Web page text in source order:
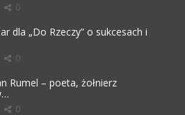
0
dla „Do Rzeczy” o sukcesach i
0
Rumel – poeta, żołnierz
0